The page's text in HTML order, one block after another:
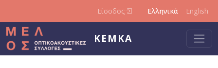
Είσοδος Ελληνικά English
ΚΕΜΚΑ